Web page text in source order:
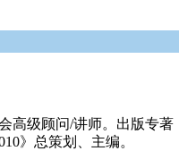
级顾问/讲师。出版专
》总策划、主编。